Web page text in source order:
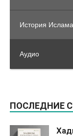
История Ислама
Аудио
ПОСЛЕДНИЕ